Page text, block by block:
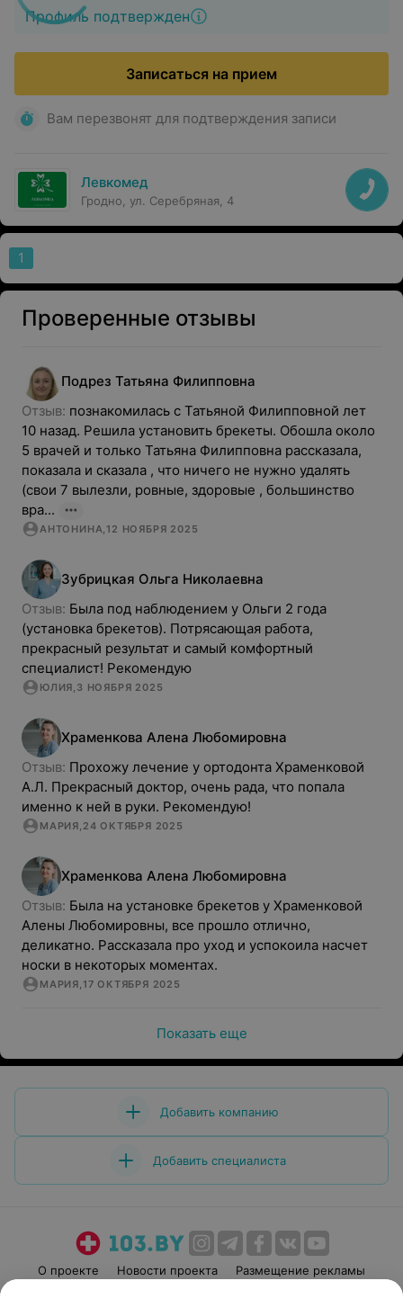
Профиль подтвержден
Записаться на прием
Вам перезвонят для подтверждения записи
Левкомед
Гродно, ул. Серебряная, 4
1
Проверенные отзывы
Подрез Татьяна Филипповна
Отзыв: познакомилась с Татьяной Филипповной лет
10 назад. Решила установить брекеты. Обошла около
5 врачей и только Татьяна Филипповна рассказала,
показала и сказала , что ничего не нужно удалять
(свои 7 вылезли, ровные, здоровые , большинство
вра...
АНТОНИНА, 12 НОЯБРЯ 2025
Зубрицкая Ольга Николаевна
Отзыв: Была под наблюдением у Ольги 2 года
(установка брекетов). Потрясающая работа,
прекрасный результат и самый комфортный
специалист! Рекомендую
ЮЛИЯ, 3 НОЯБРЯ 2025
Храменкова Алена Любомировна
Отзыв: Прохожу лечение у ортодонта Храменковой
А.Л. Прекрасный доктор, очень рада, что попала
именно к ней в руки. Рекомендую!
МАРИЯ, 24 ОКТЯБРЯ 2025
Храменкова Алена Любомировна
Отзыв: Была на установке брекетов у Храменковой
Алены Любомировны, все прошло отлично,
деликатно. Рассказала про уход и успокоила насчет
носки в некоторых моментах.
МАРИЯ, 17 ОКТЯБРЯ 2025
Показать еще
Добавить компанию
Добавить специалиста
О проекте Новости проекта
Размещение рекламы